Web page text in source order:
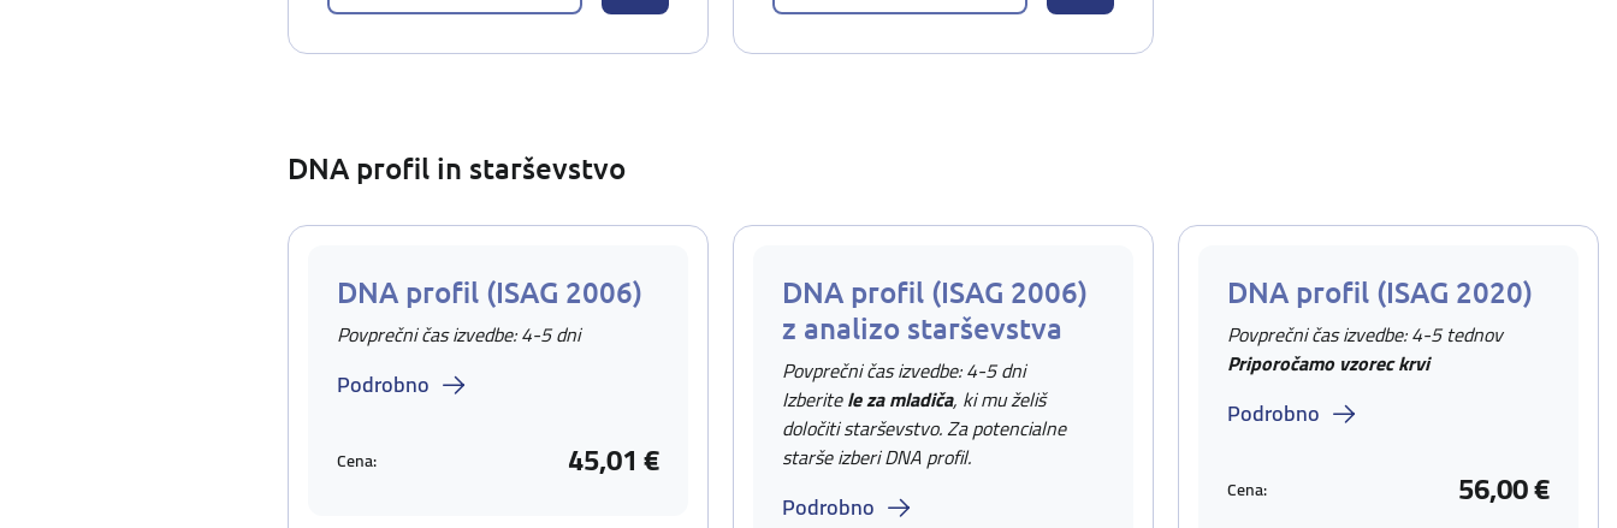
DNA profil in starševstvo
DNA profil (ISAG 2006)
Povprečni čas izvedbe: 4-5 dni
Podrobno
Cena: 45,01 €
DNA profil (ISAG 2006)
z analizo starševstva
Povprečni čas izvedbe: 4-5 dni
Izberitele za mladiča, ki mu želiš
določiti starševstvo. Za potencialne
starše izberi DNA profil.
Podrobno
DNA profil (ISAG 2020)
Povprečni čas izvedbe: 4-5 tednov
Priporočamo vzorec krvi
Podrobno
Cena: 56,00 €